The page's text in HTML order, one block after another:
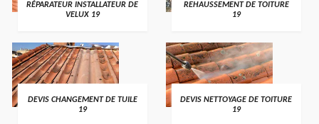
RÉPARATEUR INSTALLATEUR DE
VELUX 19
REHAUSSEMENT DE TOITURE
19
DEVIS CHANGEMENT DE TUILE
19
DEVIS NETTOYAGE DE TOITURE
19